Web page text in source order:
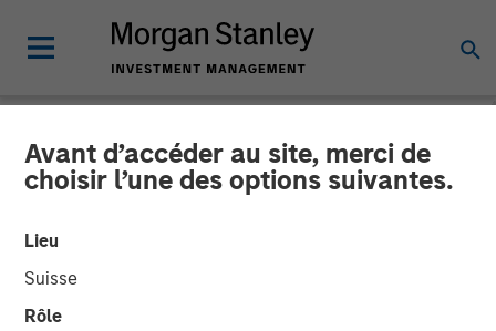
Avant d’accéder au site, merci de
choisir l’une des options suivantes.
Lieu
Suisse
Rôle
NEWSROOM
Fund managed by Morgan
Stanley PE Asia Invests Rs
152 crore in Manna Foods